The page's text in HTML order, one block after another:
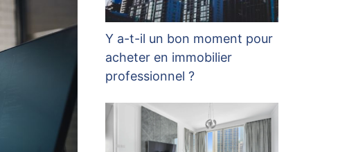
Y a-t-il un bon moment pour
acheter en immobilier
professionnel ?